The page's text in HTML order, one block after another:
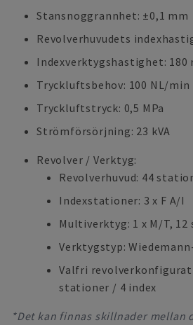
Stansnoggrannhet: ±0,1 mm
Revolverhuvudets
Indexverktygshastighet: 180
Tryckluftsbehov: 100 NL/min
Tryckluftstryck: 0,5 MPa
Strömförsörjning: 23 kVA
Revolver / Verktyg:
Revolverhuvud: 44
Indexstationer: 3 x F A/I
Multiverktyg: 1 x M/T,
Verktygstyp:
Valfri
stationer / 4 index
*Det kan finnas skillnader mellan